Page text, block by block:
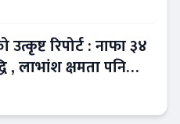
रिपोर्ट : नाफा ३४
, लाभांश क्षमता पनि